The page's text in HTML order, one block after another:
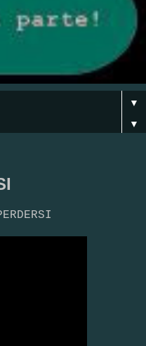
▼
▼